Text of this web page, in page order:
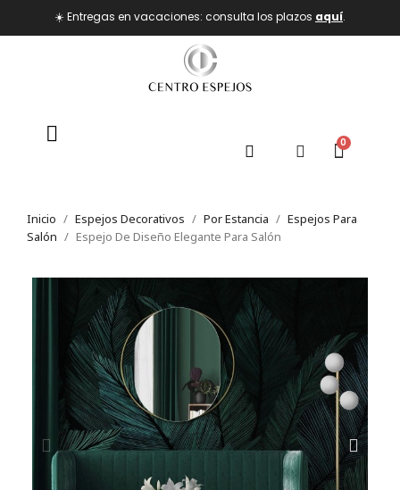
☀️ Entregas en vacaciones: consulta los plazos aquí.
Inicio Espejos Decorativos Por Estancia
Espejos Para
Salón
Espejo De Diseño Elegante Para Salón